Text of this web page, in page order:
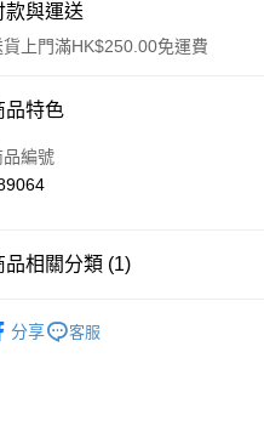
款與運送
貨上門滿HK$250.00免運費
款方式
用卡
品特色
品編號
品相關分類 (1)
分享
客服